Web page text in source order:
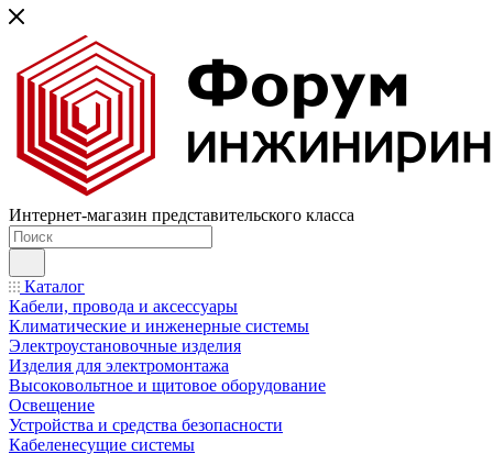
Интернет-магазин представительского класса
Каталог
Кабели, провода и аксессуары
Климатические и инженерные системы
Электроустановочные изделия
Изделия для электромонтажа
Высоковольтное и щитовое оборудование
Освещение
Устройства и средства безопасности
Кабеленесущие системы